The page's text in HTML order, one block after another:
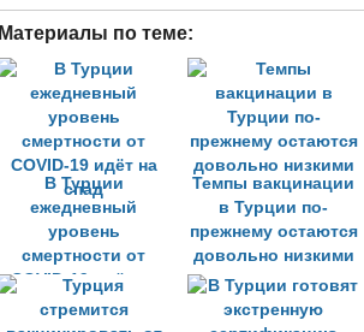
Материалы по теме:
В Турции
ежедневный
уровень
смертности от
COVID-19 идёт на
спад
Темпы вакцинации
в Турции по-
прежнему остаются
довольно низкими